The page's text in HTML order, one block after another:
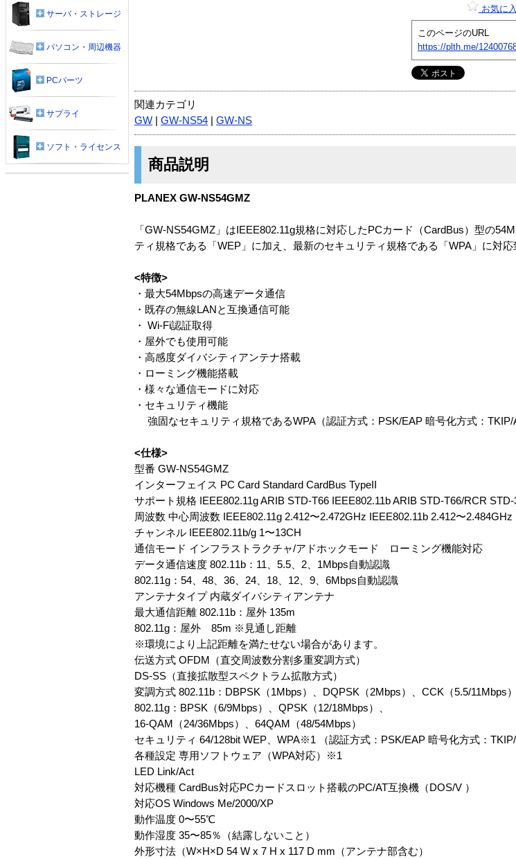
お気に
このページのURL
https://plth.me/
関連カテゴリ
GW
GW-NS54 GW-NS
商品説明
PLANEX GW-NS54GMZ
「GW-NS54GMZ」はIEEE802.11g規格に対応したPCカード（CardBus）型の
ティ規格である「WEP」に加え、最新のセキュリティ規格である「WPA」に対応
<特徴>
・最大54Mbpsの高速データ通信
・既存の無線LANと互換通信可能
・ Wi-Fi認証取得
・屋外でも使用可能
・高感度ダイバシティアンテナ搭載
・ローミング機能搭載
・様々な通信モードに対応
・セキュリティ機能
強固なセキュリティ規格であるWPA（認証方式：PSK/EAP 暗号化方式：TKIP/
<仕様>
型番 GW-NS54GMZ
インターフェイス PC Card Standard CardBus TypeII
サポート規格 IEEE802.11g ARIB STD-T66 IEEE802.11b ARIB STD-T66/RCR STD-
周波数 中心周波数 IEEE802.11g 2.412〜2.472GHz IEEE802.11b 2.412〜2.484GHz
チャンネル IEEE802.11b/g 1〜13CH
通信モード インフラストラクチャ/アドホックモード ローミング機能対応
データ通信速度 802.11b：11、5.5、2、1Mbps自動認識
802.11g：54、48、36、24、18、12、9、6Mbps自動認識
アンテナタイプ 内蔵ダイバシティアンテナ
最大通信距離 802.11b：屋外 135m
802.11g：屋外 85m ※見通し距離
※環境により上記距離を満たせない場合があります。
伝送方式 OFDM（直交周波数分割多重変調方式）
DS-SS（直接拡散型スペクトラム拡散方式）
変調方式 802.11b：DBPSK（1Mbps）、DQPSK（2Mbps）、CCK（5.5/11Mbps）
802.11g：BPSK（6/9Mbps）、QPSK（12/18Mbps）、
16-QAM（24/36Mbps）、64QAM（48/54Mbps）
セキュリティ 64/128bit WEP、WPA※1 （認証方式：PSK/EAP 暗号化方式：TKIP/
各種設定 専用ソフトウェア（WPA対応）※1
LED Link/Act
対応機種 CardBus対応PCカードスロット搭載のPC/AT互換機（DOS/V ）
対応OS Windows Me/2000/XP
動作温度 0〜55℃
動作湿度 35〜85％（結露しないこと）
外形寸法（W×H×D 54 W x 7 H x 117 D mm（アンテナ部含む）
サーバ・ストレージ
パソコン・周辺機器
PCパーツ
サプライ
ソフト・ライセンス